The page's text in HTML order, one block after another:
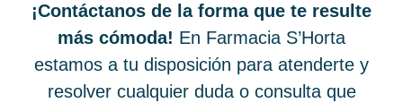
¡Contáctanos de la forma que te resulte
más cómoda! En Farmacia S’Horta
estamos a tu disposición para atenderte y
resolver cualquier duda o consulta que